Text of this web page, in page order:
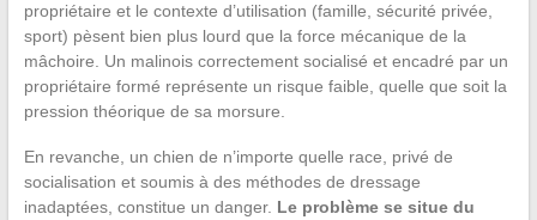
propriétaire et le contexte d’utilisation (famille, sécurité privée,
sport) pèsent bien plus lourd que la force mécanique de la
mâchoire. Un malinois correctement socialisé et encadré par un
propriétaire formé représente un risque faible, quelle que soit la
pression théorique de sa morsure.
En revanche, un chien de n’importe quelle race, privé de
socialisation et soumis à des méthodes de dressage
inadaptées, constitue un danger. Le problème se situe du